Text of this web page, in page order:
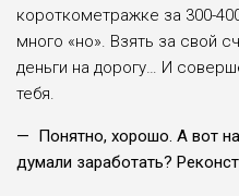
короткометражке за 300-
много «но». Взять за свой
деньги на дорогу… И
тебя.
— Понятно, хорошо. А вот
думали заработать?